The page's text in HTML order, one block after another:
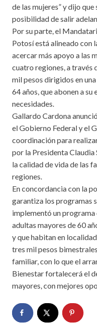
de las mujeres” y dijo
posibilidad de salir
Por su parte, el
Potosí está alineado con
acercar más apoyo a las
cuatro regiones, a través
mil pesos dirigidos en
64 años, que abonen a
necesidades.
Gallardo Cardona
el Gobierno Federal y el
coordinación para
por la Presidenta
la calidad de vida de las
regiones.
En concordancia con la
garantiza los programas
implementó un programa
adultas mayores de 60
y que habitan en
tres mil pesos
familiar, con lo que el
Bienestar fortalecerá el
mayores, con mejores